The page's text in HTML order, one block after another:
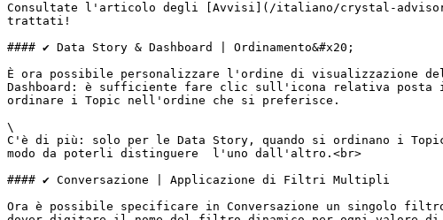
Consultate l'articolo degli [Avvisi](/italiano/crystal-
trattati!
#### ✔️ Data Story & Dashboard | Ordinamento&#x20;
È ora possibile personalizzare l'ordine di visualizzazione
Dashboard: è sufficiente fare clic sull'icona relativa posta
ordinare i Topic nell'ordine che si preferisce.
\
C'è di più: solo per le Data Story, quando si ordinano i
modo da poterli distinguere  l'uno dall'altro.<br>
#### ✔️ Conversazione | Applicazione di Filtri Multipli
Ora è possibile specificare in Conversazione un singolo